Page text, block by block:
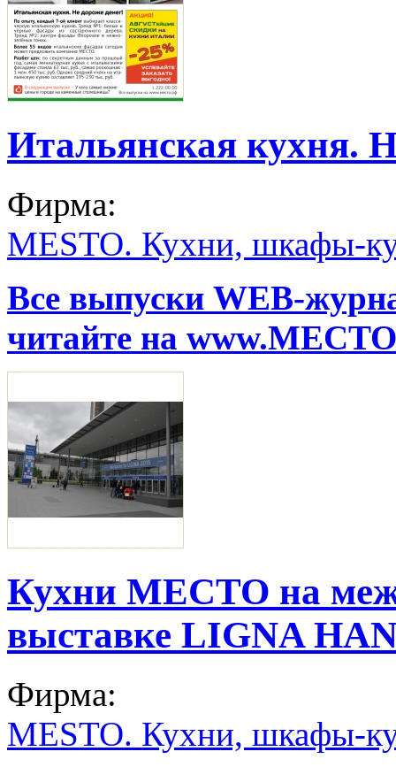
Итальянская кухня.
Фирма:
MESTO. Кухни, шкафы-
Все выпуски WEB-
читайте на
Кухни МЕСТО на
выставке LIGNA
Фирма:
MESTO. Кухни, шкафы-